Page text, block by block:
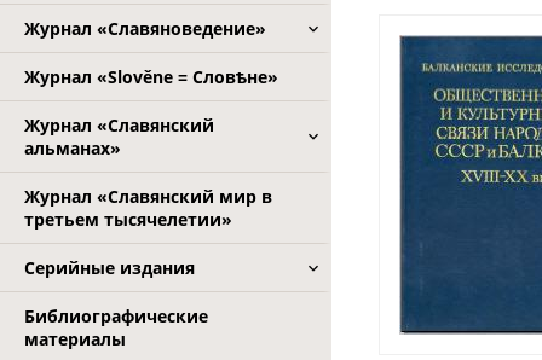
Журнал «Славяноведение»
Журнал «Slověne = Словѣне»
Журнал «Славянский
альманах»
Журнал «Славянский мир в
третьем тысячелетии»
Серийные издания
Библиографические
материалы